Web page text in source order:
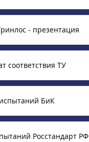
- презентация
соответствия ТУ
БиК
Росстандарт РФ